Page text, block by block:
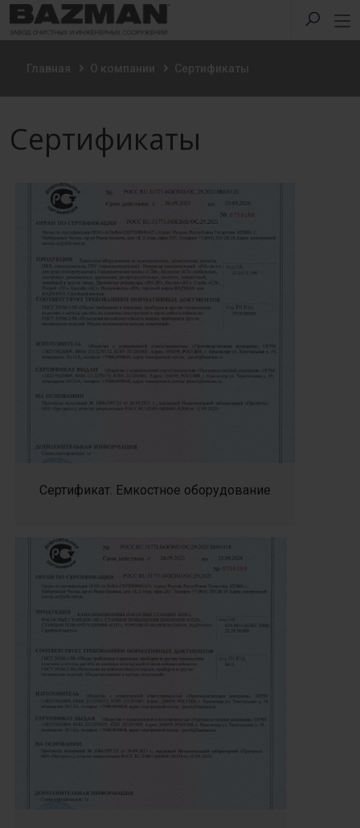
Главная О компании Сертификаты
Сертификаты
Сертификат. Емкостное оборудование